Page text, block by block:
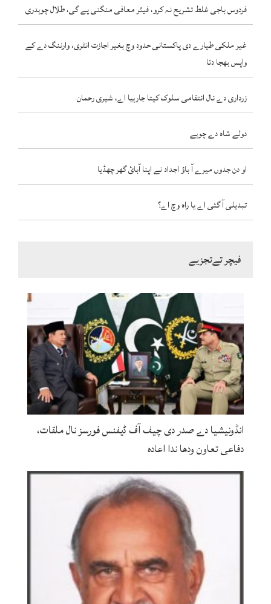
فردوس باجی غلط تشریح نہ کرو، فیئر معافی منگنی پے گی، طلال چوہدری
غیر ملکی طیارے دی پاکستانی حدود وچ بغیر اجازت انٹری، وارننگ دے کے
واپس بھجا دتا
زرداری دے نال انتقامی سلوک کیتا جارہیا اے، شیری رحمان
دولے شاہ دے چوہے
او دن جدوں میرے آ باؤ اجداد نے اپنا آبائ گھر چھڈیا
تبدیلی آ گئی اے یا راہ وچ اے؟
فیچر تےتجزیے
انڈونیشیا دے صدر دی چیف آف ڈیفنس فورسز نال ملقات،
دفاعی تعاون ودھا ندا اعادہ